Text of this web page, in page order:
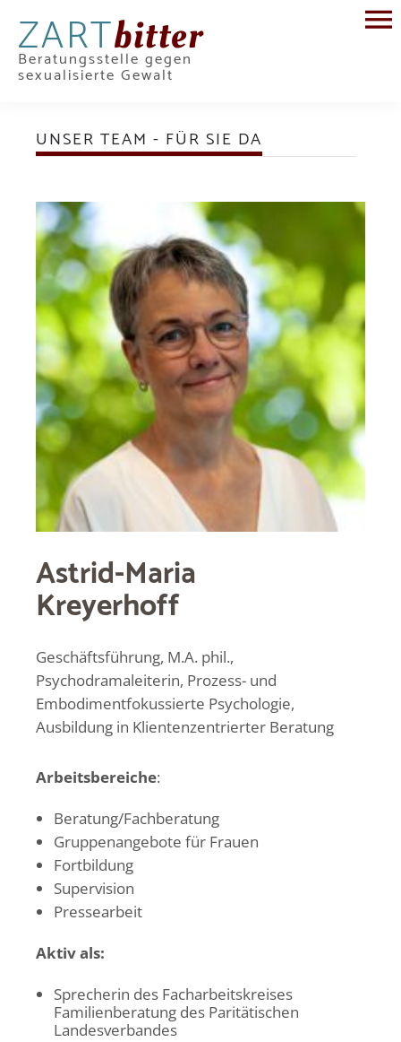
ZARTbitter
Beratungsstelle gegen
sexualisierte Gewalt
UNSER TEAM - FÜR SIE DA
Astrid-Maria
Kreyerhoff
Geschäftsführung, M.A. phil.,
Psychodramaleiterin, Prozess- und
Embodimentfokussierte Psychologie,
Ausbildung in Klientenzentrierter Beratung
Arbeitsbereiche:
Beratung/Fachberatung
Gruppenangebote für Frauen
Fortbildung
Supervision
Pressearbeit
Aktiv als:
Sprecherin des Facharbeitskreises
Familienberatung des Paritätischen
Landesverbandes